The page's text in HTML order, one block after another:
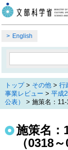
English
トップ> その他 > 行
事業レビュー > 平成
公表）
> 施策名：11-
施策名：
（0318